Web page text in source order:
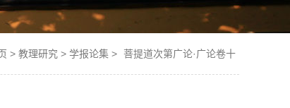
> 教理研究 > 学报论集 > 菩提道次第广论·广论卷十